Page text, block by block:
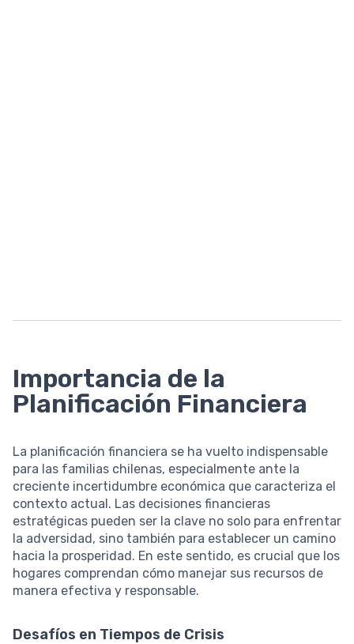
Importancia de la
Planificación Financiera
La planificación financiera se ha vuelto indispensable
para las familias chilenas, especialmente ante la
creciente incertidumbre económica que caracteriza el
contexto actual. Las decisiones financieras
estratégicas pueden ser la clave no solo para enfrentar
la adversidad, sino también para establecer un camino
hacia la prosperidad. En este sentido, es crucial que los
hogares comprendan cómo manejar sus recursos de
manera efectiva y responsable.
Desafíos en Tiempos de Crisis